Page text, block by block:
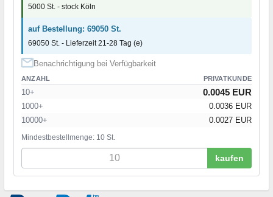
5000 St. - stock Köln
auf Bestellung: 69050 St.
69050 St. - Lieferzeit 21-28 Tag (e)
Benachrichtigung bei Verfügbarkeit
ANZAHL PRIVATKUNDE
10+ 0.0045 EUR
1000+
0.0036 EUR
10000+
0.0027 EUR
Mindestbestellmenge: 10 St.
kaufen